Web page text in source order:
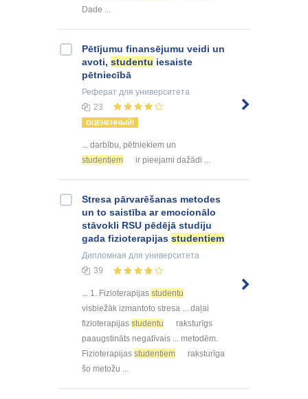
Dade ...
Pētījumu finansējumu veidi un
avoti, studentu iesaiste
pētniecībā
Реферат для университета
23
ОЦЕНЕННЫЙ!
... darbību, pētniekiem un
studentiem
ir pieejami dažādi ...
Stresa pārvarēšanas metodes
un to saistība ar emocionālo
stāvokli RSU pēdējā studiju
gada fizioterapijas studentiem
Дипломная для университета
39
... 1. Fizioterapijas studentu
visbiežāk izmantoto stresa ... daļai
fizioterapijas studentu
raksturīgs
paaugstināts negatīvais ... metodēm.
Fizioterapijas studentiem
raksturīga
šo metožu ...